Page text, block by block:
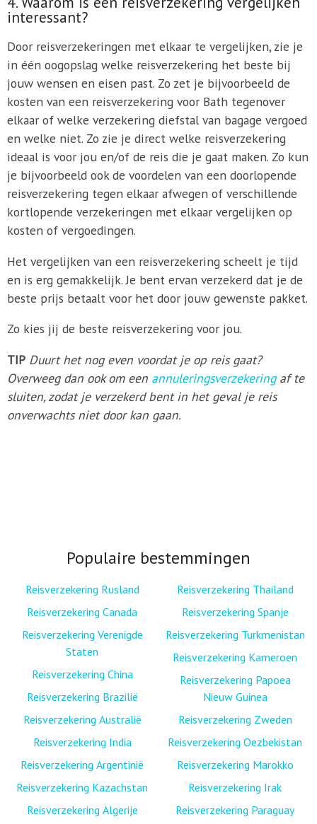
interessant?
Door reisverzekeringen met elkaar te vergelijken, zie je
in één oogopslag welke reisverzekering het beste bij
jouw wensen en eisen past. Zo zet je bijvoorbeeld de
kosten van een reisverzekering voor Bath tegenover
elkaar of welke verzekering diefstal van bagage vergoed
en welke niet. Zo zie je direct welke reisverzekering
ideaal is voor jou en/of de reis die je gaat maken. Zo kun
je bijvoorbeeld ook de voordelen van een doorlopende
reisverzekering tegen elkaar afwegen of verschillende
kortlopende verzekeringen met elkaar vergelijken op
kosten of vergoedingen.
Het vergelijken van een reisverzekering scheelt je tijd
en is erg gemakkelijk. Je bent ervan verzekerd dat je de
beste prijs betaalt voor het door jouw gewenste pakket.
Zo kies jij de beste reisverzekering voor jou.
TIP Duurt het nog even voordat je op reis gaat?
Overweeg dan ook om een annuleringsverzekeringaf te
sluiten, zodat je verzekerd bent in het geval je reis
onverwachts niet door kan gaan.
Populaire bestemmingen
Reisverzekering Rusland
Reisverzekering Canada
Reisverzekering Verenigde
Staten
Reisverzekering China
Reisverzekering Brazilië
Reisverzekering Australië
Reisverzekering India
Reisverzekering Argentinië
Reisverzekering Kazachstan
Reisverzekering Algerije
Reisverzekering Thailand
Reisverzekering Spanje
Reisverzekering Turkmenistan
Reisverzekering Kameroen
Reisverzekering Papoea
Nieuw Guinea
Reisverzekering Zweden
Reisverzekering Oezbekistan
Reisverzekering Marokko
Reisverzekering Irak
Reisverzekering Paraguay